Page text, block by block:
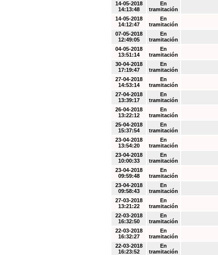
14-05-2018
14:13:48
En
tramitación
14-05-2018
14:12:47
En
tramitación
07-05-2018
12:49:05
En
tramitación
04-05-2018
13:51:14
En
tramitación
30-04-2018
17:19:47
En
tramitación
27-04-2018
14:53:14
En
tramitación
27-04-2018
13:39:17
En
tramitación
26-04-2018
13:22:12
En
tramitación
25-04-2018
15:37:54
En
tramitación
23-04-2018
13:54:20
En
tramitación
23-04-2018
10:00:33
En
tramitación
23-04-2018
09:59:48
En
tramitación
23-04-2018
09:58:43
En
tramitación
27-03-2018
13:21:22
En
tramitación
22-03-2018
16:32:50
En
tramitación
22-03-2018
16:32:27
En
tramitación
22-03-2018
16:23:52
En
tramitación